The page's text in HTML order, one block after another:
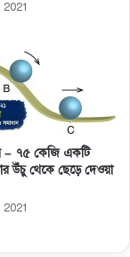
– ৭৫ কেজি একটি
উঁচু থেকে ছেড়ে দেওয়া